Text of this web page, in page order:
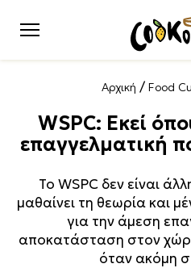
Αρχική / Food
WSPC: Εκεί
επαγγελματική
Το WSPC δεν είναι
μαθαίνει τη θεωρία και
για την άμεση
αποκατάσταση στον
όταν ακόμη